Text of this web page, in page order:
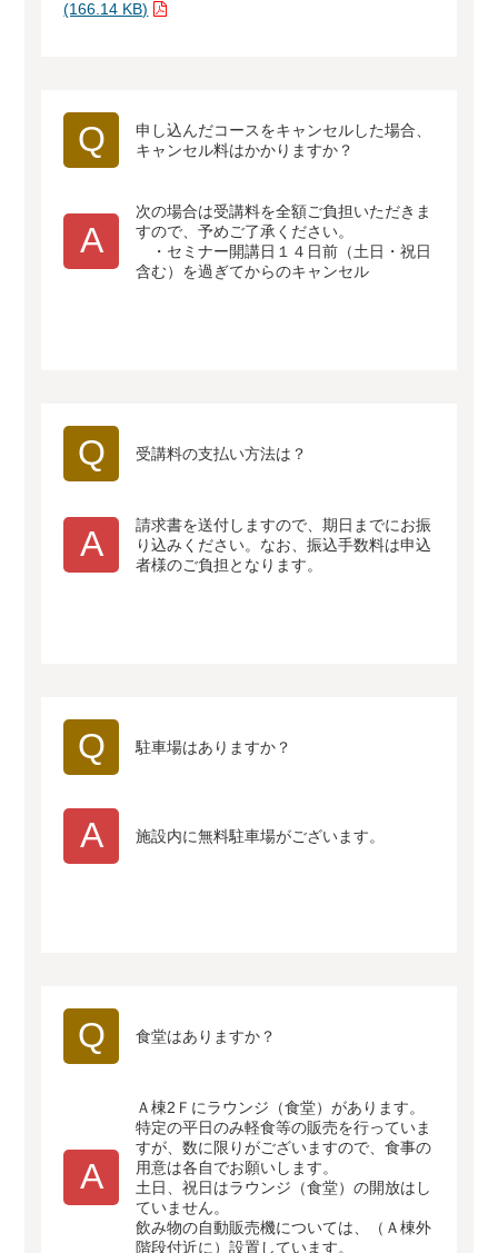
(166.14 KB)
Q
申し込んだコースをキャンセルした場合、
キャンセル料はかかりますか？
A
次の場合は受講料を全額ご負担いただきま
すので、予めご了承ください。
・セミナー開講日１４日前（土日・祝日
含む）を過ぎてからのキャンセル
Q 受講料の支払い方法は？
A
請求書を送付しますので、期日までにお振
り込みください。なお、振込手数料は申込
者様のご負担となります。
Q 駐車場はありますか？
A 施設内に無料駐車場がございます。
Q 食堂はありますか？
A
Ａ棟2Ｆにラウンジ（食堂）があります。
特定の平日のみ軽食等の販売を行っていま
すが、数に限りがございますので、食事の
用意は各自でお願いします。
土日、祝日はラウンジ（食堂）の開放はし
ていません。
飲み物の自動販売機については、（Ａ棟外
階段付近に）設置しています。